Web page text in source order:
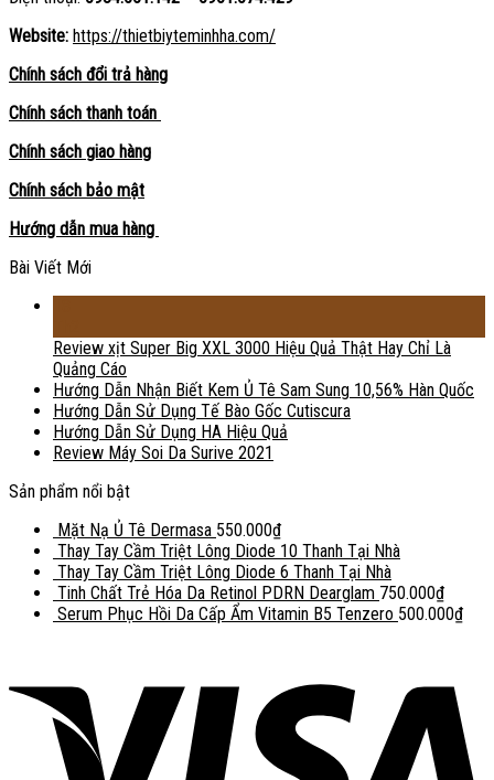
Website: https://thietbiyteminhha.com/
Chính sách đổi trả hàng
Chính sách thanh toán
Chính sách giao hàng
Chính sách bảo mật
Hướng dẫn mua hàng
Bài Viết Mới
Review xịt Super Big XXL 3000 Hiệu Quả Thật Hay Chỉ Là
Quảng Cáo
Hướng Dẫn Nhận Biết Kem Ủ Tê Sam Sung 10,56% Hàn Quốc
Hướng Dẫn Sử Dụng Tế Bào Gốc Cutiscura
Hướng Dẫn Sử Dụng HA Hiệu Quả
Review Máy Soi Da Surive 2021
Sản phẩm nổi bật
Mặt Nạ Ủ Tê Dermasa 550.000₫
Thay Tay Cầm Triệt Lông Diode 10 Thanh Tại Nhà
Thay Tay Cầm Triệt Lông Diode 6 Thanh Tại Nhà
Tinh Chất Trẻ Hóa Da Retinol PDRN Dearglam 750.000₫
Serum Phục Hồi Da Cấp Ẩm Vitamin B5 Tenzero 500.000₫